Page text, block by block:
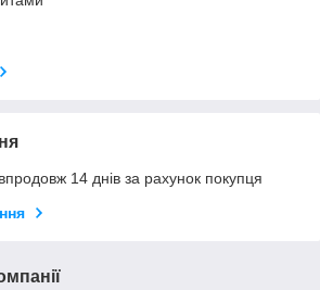
14 днів за рахунок покупця